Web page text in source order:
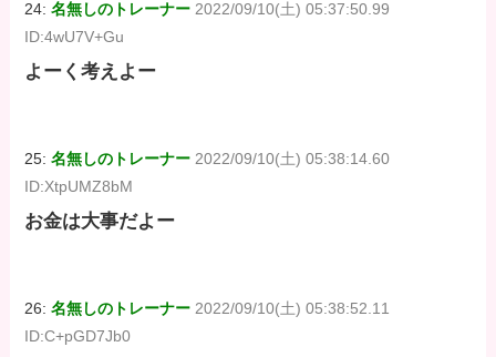
24:名無しのトレーナー 2022/09/10(土) 05:37:50.99
ID:4wU7V+Gu
よーく考えよー
25:名無しのトレーナー 2022/09/10(土) 05:38:14.60
ID:XtpUMZ8bM
お金は大事だよー
26:名無しのトレーナー 2022/09/10(土) 05:38:52.11
ID:C+pGD7Jb0